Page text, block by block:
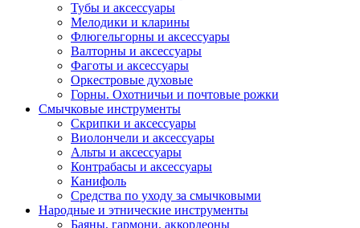
Тубы и аксессуары
Мелодики и кларины
Флюгельгорны и аксессуары
Валторны и аксессуары
Фаготы и аксессуары
Оркестровые духовые
Горны. Охотничьи и почтовые рожки
Смычковые инструменты
Скрипки и аксессуары
Виолончели и аксессуары
Альты и аксессуары
Контрабасы и аксессуары
Канифоль
Средства по уходу за смычковыми
Народные и этнические инструменты
Баяны, гармони, аккордеоны